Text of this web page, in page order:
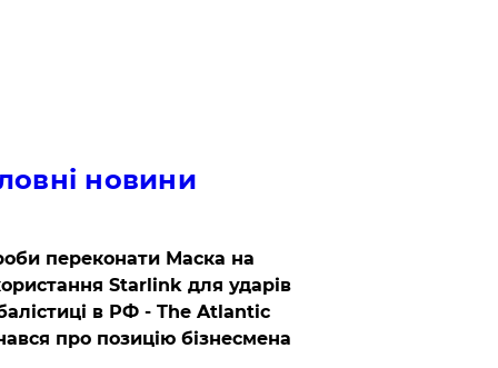
новини
переконати Маска на
Starlink для ударів
в РФ - The Atlantic
про позицію бізнесмена